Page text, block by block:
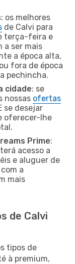
: os melhores
de Calvi para
terça-feira e
a ser mais
a época alta,
fora de época
pechincha.
cidade: se
nossas ofertas
se desejar
oferecer-lhe
Prime:
acesso a
e aluguer de
a
mais
de Calvi
tipos de
à premium,